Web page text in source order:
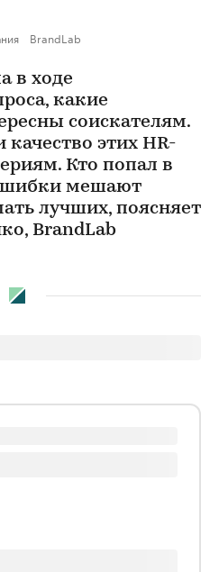
BrandLab
в ходе
какие
соискателям.
этих HR-
Кто попал в
мешают
лучших, поясняет
BrandLab